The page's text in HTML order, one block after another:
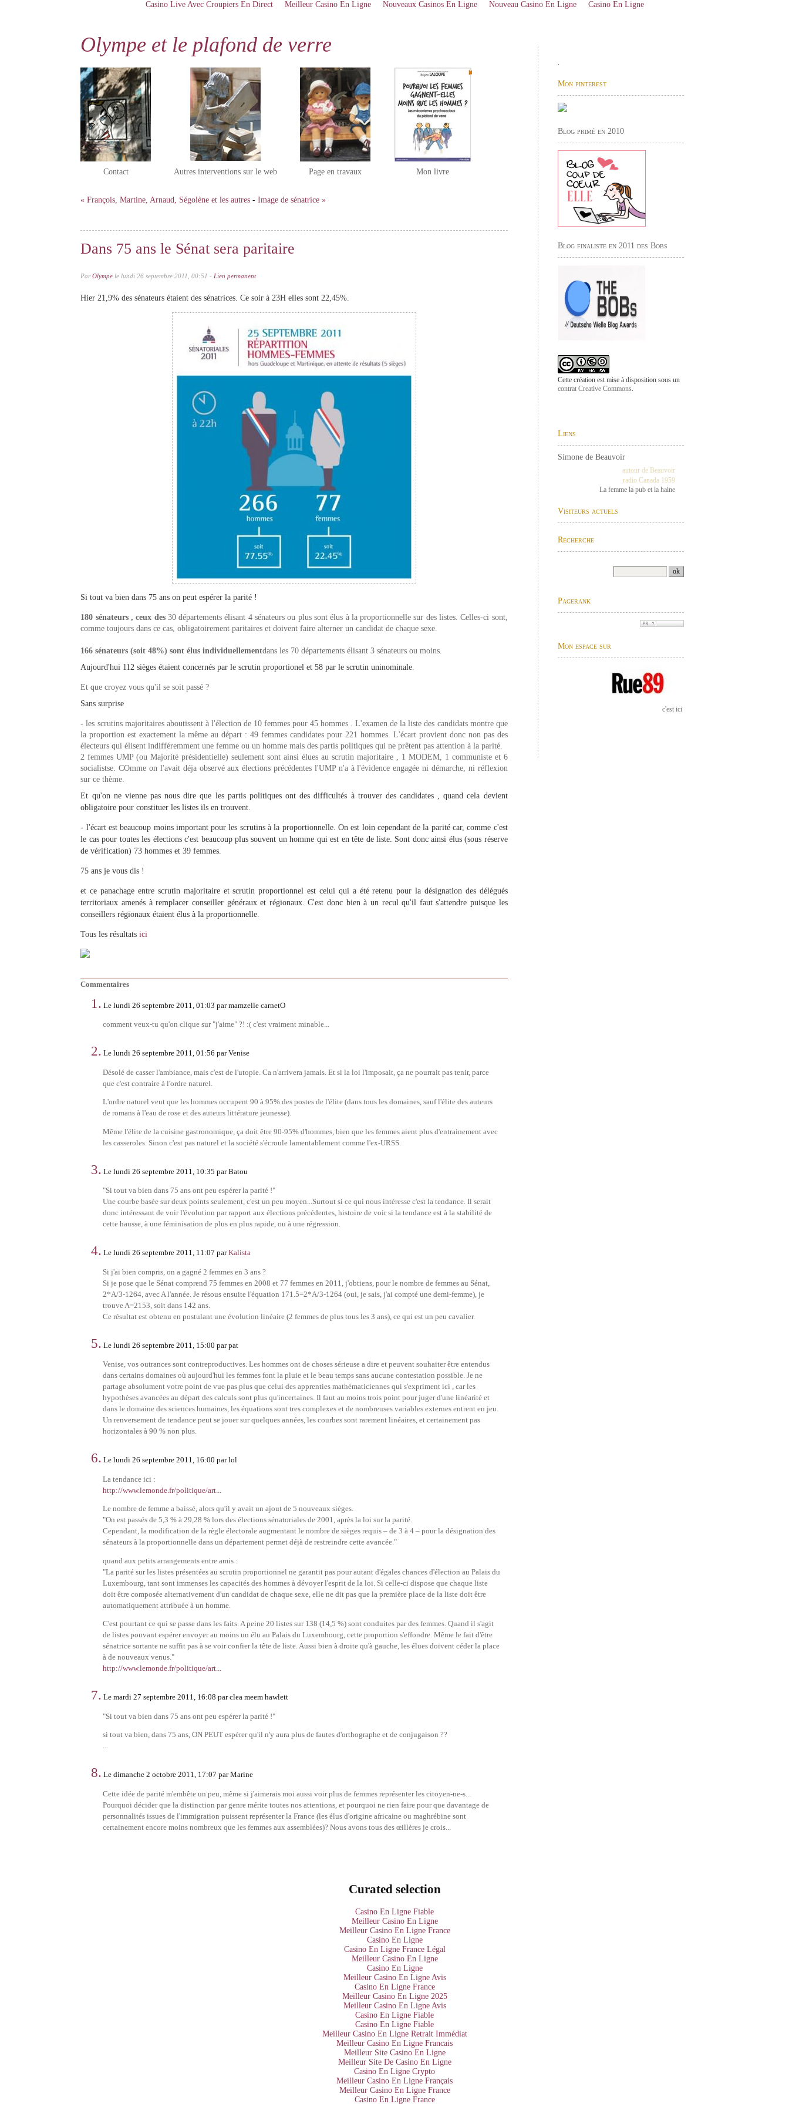
Casino Live Avec Croupiers En Direct Meilleur Casino En Ligne Nouveaux Casinos En Ligne Nouveau Casino En Ligne Casino En Ligne
Olympe et le plafond de verre
« François, Martine, Arnaud, Ségolène et les autres - Image de sénatrice »
Dans 75 ans le Sénat sera paritaire
ParOlympe le lundi 26 septembre 2011, 00:51 - Lien permanent
Hier 21,9% des sénateurs étaient des sénatrices. Ce soir à 23H elles sont 22,45%.
Si tout va bien dans 75 ans on peut espérer la parité !
180 sénateurs , ceux des 30 départements élisant 4 sénateurs ou plus sont élus à la proportionnelle sur des listes. Celles-ci sont,
comme toujours dans ce cas, obligatoirement paritaires et doivent faire alterner un candidat de chaque sexe.
166 sénateurs (soit 48%) sont élus individuellementdans les 70 départements élisant 3 sénateurs ou moins.
Aujourd'hui 112 sièges étaient concernés par le scrutin proportionel et 58 par le scrutin uninominale.
Et que croyez vous qu'il se soit passé ?
Sans surprise
- les scrutins majoritaires aboutissent à l'élection de 10 femmes pour 45 hommes . L'examen de la liste des candidats montre que
la proportion est exactement la même au départ : 49 femmes candidates pour 221 hommes. L'écart provient donc non pas des
électeurs qui élisent indifféremment une femme ou un homme mais des partis politiques qui ne prêtent pas attention à la parité.
2 femmes UMP (ou Majorité présidentielle) seulement sont ainsi élues au scrutin majoritaire , 1 MODEM, 1 communiste et 6
socialistse. COmme on l'avait déja observé aux élections précédentes l'UMP n'a à l'évidence engagée ni démarche, ni réflexion
sur ce thème.
Et qu'on ne vienne pas nous dire que les partis politiques ont des difficultés à trouver des candidates , quand cela devient
obligatoire pour constituer les listes ils en trouvent.
- l'écart est beaucoup moins important pour les scrutins à la proportionnelle. On est loin cependant de la parité car, comme c'est
le cas pour toutes les élections c'est beaucoup plus souvent un homme qui est en tête de liste. Sont donc ainsi élus (sous réserve
de vérification) 73 hommes et 39 femmes.
75 ans je vous dis !
et ce panachage entre scrutin majoritaire et scrutin proportionnel est celui qui a été retenu pour la désignation des délégués
territoriaux amenés à remplacer conseiller généraux et régionaux. C'est donc bien à un recul qu'il faut s'attendre puisque les
conseillers régionaux étaient élus à la proportionnelle.
Tous les résultatsici
Commentaires
1. Le lundi 26 septembre 2011, 01:03 par mamzelle carnetO
comment veux-tu qu'on clique sur "j'aime" ?! :( c'est vraiment minable...
2. Le lundi 26 septembre 2011, 01:56 par Venise
Désolé de casser l'ambiance, mais c'est de l'utopie. Ca n'arrivera jamais. Et si la loi l'imposait, ça ne pourrait pas tenir, parce
que c'est contraire à l'ordre naturel.
L'ordre naturel veut que les hommes occupent 90 à 95% des postes de l'élite (dans tous les domaines, sauf l'élite des auteurs
de romans à l'eau de rose et des auteurs littérature jeunesse).
Même l'élite de la cuisine gastronomique, ça doit être 90-95% d'hommes, bien que les femmes aient plus d'entrainement avec
les casseroles. Sinon c'est pas naturel et la société s'écroule lamentablement comme l'ex-URSS.
3. Le lundi 26 septembre 2011, 10:35 par Batou
"Si tout va bien dans 75 ans ont peu espérer la parité !"
Une courbe basée sur deux points seulement, c'est un peu moyen...Surtout si ce qui nous intéresse c'est la tendance. Il serait
donc intéressant de voir l'évolution par rapport aux élections précédentes, histoire de voir si la tendance est à la stabilité de
cette hausse, à une féminisation de plus en plus rapide, ou à une régression.
4. Le lundi 26 septembre 2011, 11:07 parKalista
Si j'ai bien compris, on a gagné 2 femmes en 3 ans ?
Si je pose que le Sénat comprend 75 femmes en 2008 et 77 femmes en 2011, j'obtiens, pour le nombre de femmes au Sénat,
2*A/3-1264, avec A l'année. Je résous ensuite l'équation 171.5=2*A/3-1264 (oui, je sais, j'ai compté une demi-femme), je
trouve A=2153, soit dans 142 ans.
Ce résultat est obtenu en postulant une évolution linéaire (2 femmes de plus tous les 3 ans), ce qui est un peu cavalier.
5. Le lundi 26 septembre 2011, 15:00 par pat
Venise, vos outrances sont contreproductives. Les hommes ont de choses sérieuse a dire et peuvent souhaiter être entendus
dans certains domaines où aujourd'hui les femmes font la pluie et le beau temps sans aucune contestation possible. Je ne
partage absolument votre point de vue pas plus que celui des apprenties mathématiciennes qui s'expriment ici , car les
hypothèses avancées au départ des calculs sont plus qu'incertaines. Il faut au moins trois point pour juger d'une linéarité et
dans le domaine des sciences humaines, les équations sont tres complexes et de nombreuses variables externes entrent en jeu.
Un renversement de tendance peut se jouer sur quelques années, les courbes sont rarement linéaires, et certainement pas
horizontales à 90 % non plus.
6. Le lundi 26 septembre 2011, 16:00 par lol
La tendance ici :
http://www.lemonde.fr/politique/art...
Le nombre de femme a baissé, alors qu'il y avait un ajout de 5 nouveaux sièges.
"On est passés de 5,3 % à 29,28 % lors des élections sénatoriales de 2001, après la loi sur la parité.
Cependant, la modification de la règle électorale augmentant le nombre de sièges requis – de 3 à 4 – pour la désignation des
sénateurs à la proportionnelle dans un département permet déjà de restreindre cette avancée."
quand aux petits arrangements entre amis :
"La parité sur les listes présentées au scrutin proportionnel ne garantit pas pour autant d'égales chances d'élection au Palais du
Luxembourg, tant sont immenses les capacités des hommes à dévoyer l'esprit de la loi. Si celle-ci dispose que chaque liste
doit être composée alternativement d'un candidat de chaque sexe, elle ne dit pas que la première place de la liste doit être
automatiquement attribuée à un homme.
C'est pourtant ce qui se passe dans les faits. A peine 20 listes sur 138 (14,5 %) sont conduites par des femmes. Quand il s'agit
de listes pouvant espérer envoyer au moins un élu au Palais du Luxembourg, cette proportion s'effondre. Même le fait d'être
sénatrice sortante ne suffit pas à se voir confier la tête de liste. Aussi bien à droite qu'à gauche, les élues doivent céder la place
à de nouveaux venus."
http://www.lemonde.fr/politique/art...
7. Le mardi 27 septembre 2011, 16:08 par clea meem hawlett
"Si tout va bien dans 75 ans ont peu espérer la parité !"
si tout va bien, dans 75 ans, ON PEUT espérer qu'il n'y aura plus de fautes d'orthographe et de conjugaison ??
...
8. Le dimanche 2 octobre 2011, 17:07 par Marine
Cette idée de parité m'embête un peu, même si j'aimerais moi aussi voir plus de femmes représenter les citoyen-ne-s...
Pourquoi décider que la distinction par genre mérite toutes nos attentions, et pourquoi ne rien faire pour que davantage de
personnalités issues de l'immigration puissent représenter la France (les élus d'origine africaine ou maghrébine sont
certainement encore moins nombreux que les femmes aux assemblées)? Nous avons tous des œillères je crois...
Contact Autres interventions sur le web Page en travaux Mon livre
.
Mon pinterest
Blog primé en 2010
Blog finaliste en 2011 des Bobs
Cette création est mise à disposition sous un
contrat Creative Commons.
Liens
Simone de Beauvoir
autour de Beauvoir
radio Canada 1959
La femme la pub et la haine
Visiteurs actuels
Recherche
Pagerank
Mon espace sur
c'est ici
Curated selection
Casino En Ligne Fiable
Meilleur Casino En Ligne
Meilleur Casino En Ligne France
Casino En Ligne
Casino En Ligne France Légal
Meilleur Casino En Ligne
Casino En Ligne
Meilleur Casino En Ligne Avis
Casino En Ligne France
Meilleur Casino En Ligne 2025
Meilleur Casino En Ligne Avis
Casino En Ligne Fiable
Casino En Ligne Fiable
Meilleur Casino En Ligne Retrait Immédiat
Meilleur Casino En Ligne Francais
Meilleur Site Casino En Ligne
Meilleur Site De Casino En Ligne
Casino En Ligne Crypto
Meilleur Casino En Ligne Français
Meilleur Casino En Ligne France
Casino En Ligne France